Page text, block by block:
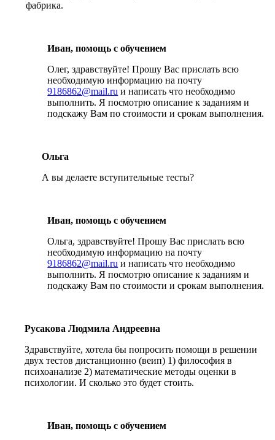
фабрика.
Иван, помощь с обучением
Олег, здравствуйте! Прошу Вас прислать всю
необходимую информацию на почту
9186862@mail.ru и написать что необходимо
выполнить. Я посмотрю описание к заданиям и
подскажу Вам по стоимости и срокам выполнения.
Ольга
А вы делаете вступительные тесты?
Иван, помощь с обучением
Ольга, здравствуйте! Прошу Вас прислать всю
необходимую информацию на почту
9186862@mail.ru и написать что необходимо
выполнить. Я посмотрю описание к заданиям и
подскажу Вам по стоимости и срокам выполнения.
Русакова Людмила Андреевна
Здравствуйте, хотела бы попросить помощи в решении
двух тестов дистанционно (веип) 1) философия в
психоанализе 2) математические методы оценки в
психологии. И сколько это будет стоить.
Иван, помощь с обучением